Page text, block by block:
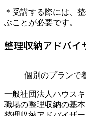
＊受講する際には、
ぶことが必要です。
整理収納アドバイ
個別のプランで
一般社団法人ハウス
職場の整理収納の基